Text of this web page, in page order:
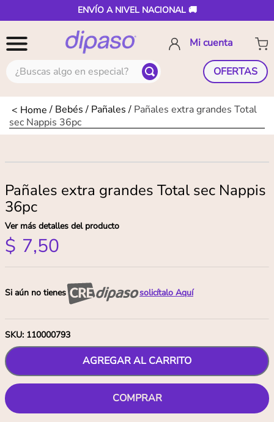
ENVÍO A NIVEL NACIONAL 🚚
¿Buscas algo en especial? OFERTAS
Bebés Pañales
Pañales extra grandes Total
sec Nappis 36pc
Pañales extra grandes Total sec Nappis
36pc
Ver más detalles del producto
$ 7,50
Si aún no tienes solicítalo Aquí
SKU: 110000793
AGREGAR AL CARRITO
COMPRAR